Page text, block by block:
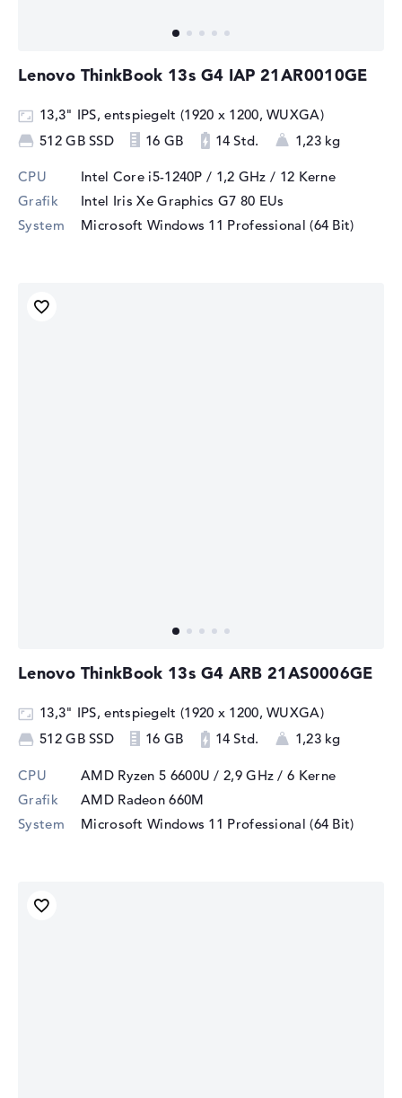
Lenovo ThinkBook 13s G4 IAP 21AR0010GE
13,3" IPS, entspiegelt (1920 x 1200, WUXGA)
512 GB SSD
16 GB 14 Std. 1,23 kg
CPU Intel Core i5-1240P / 1,2 GHz / 12 Kerne
Grafik
Intel Iris Xe Graphics G7 80 EUs
System
Microsoft Windows 11 Professional (64 Bit)
Lenovo ThinkBook 13s G4 ARB 21AS0006GE
13,3" IPS, entspiegelt (1920 x 1200, WUXGA)
512 GB SSD
16 GB 14 Std. 1,23 kg
CPU AMD Ryzen 5 6600U / 2,9 GHz / 6 Kerne
Grafik
AMD Radeon 660M
System
Microsoft Windows 11 Professional (64 Bit)